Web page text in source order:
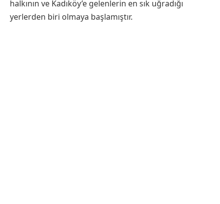
halkının ve Kadıköy’e gelenlerin en sık uğradığı
yerlerden biri olmaya başlamıştır.